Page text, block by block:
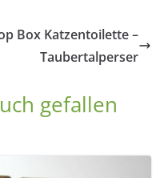
Box Katzentoilette –
Taubertalperser
gefallen